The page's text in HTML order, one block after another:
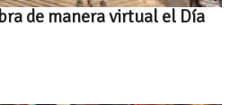
de manera virtual el Día